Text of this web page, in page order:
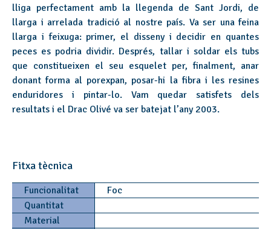
lliga perfectament amb la llegenda de Sant Jordi, de
llarga i arrelada tradició al nostre país. Va ser una feina
llarga i feixuga: primer, el disseny i decidir en quantes
peces es podria dividir. Després, tallar i soldar els tubs
que constitueixen el seu esquelet per, finalment, anar
donant forma al porexpan, posar-hi la fibra i les resines
enduridores i pintar-lo. Vam quedar satisfets dels
resultats i el Drac Olivé va ser batejat l’any 2003.
Fitxa tècnica
Funcionalitat
Foc
Quantitat
Material